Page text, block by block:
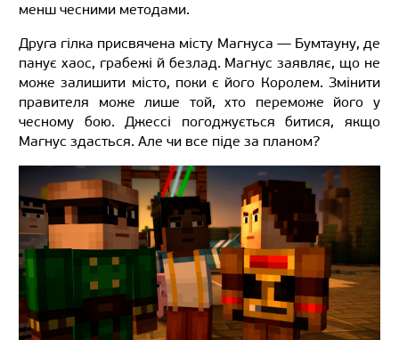
менш чесними методами.
Друга гілка присвячена місту Магнуса — Бумтауну, де
панує хаос, грабежі й безлад. Магнус заявляє, що не
може залишити місто, поки є його Королем. Змінити
правителя може лише той, хто переможе його у
чесному бою. Джессі погоджується битися, якщо
Магнус здасться. Але чи все піде за планом?